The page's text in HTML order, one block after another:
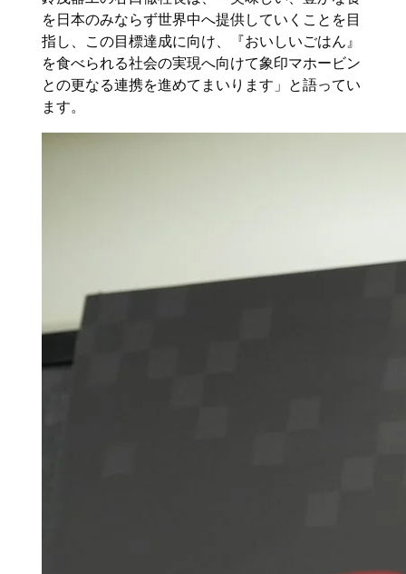
を日本のみならず世界中へ提供していくことを目
指し、この目標達成に向け、『おいしいごはん』
を食べられる社会の実現へ向けて象印マホービン
との更なる連携を進めてまいります」と語ってい
ます。